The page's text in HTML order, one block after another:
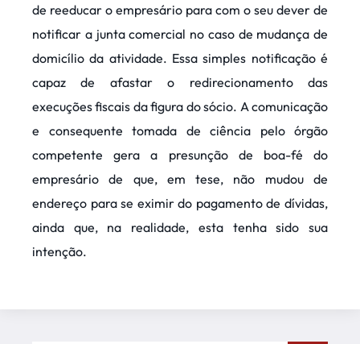
de reeducar o empresário para com o seu dever de
notificar a junta comercial no caso de mudança de
domicílio da atividade. Essa simples notificação é
capaz de afastar o redirecionamento das
execuções fiscais da figura do sócio. A comunicação
e consequente tomada de ciência pelo órgão
competente gera a presunção de boa-fé do
empresário de que, em tese, não mudou de
endereço para se eximir do pagamento de dívidas,
ainda que, na realidade, esta tenha sido sua
intenção.